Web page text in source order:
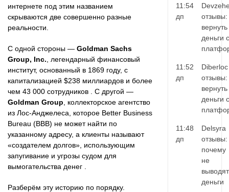
интернете под этим названием
скрываются две совершенно разные
реальности.
С одной стороны — Goldman Sachs
Group, Inc. , легендарный финансовый
институт, основанный в 1869 году, с
капитализацией $238 миллиардов и более
чем 43 000 сотрудников . С другой —
Goldman Group , коллекторское агентство
из Лос-Анджелеса, которое Better Business
Bureau (BBB) не может найти по
указанному адресу, а клиенты называют
«создателем долгов», использующим
запугивание и угрозы судом для
вымогательства денег .
Разберём эту историю по порядку.
11:54
дп
отзывы:
вернуть
деньги с
11:52
дп
Diberloc
отзывы:
вернуть
деньги с
11:48
дп
Delsyra
отзывы:
почему
не
выводят
деньги